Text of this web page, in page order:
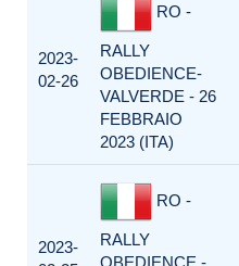
2023-
02-26
RO -
RALLY
OBEDIENCE-
VALVERDE - 26
FEBBRAIO
2023 (ITA)
2023-
RO -
RALLY
OBEDIENCE -